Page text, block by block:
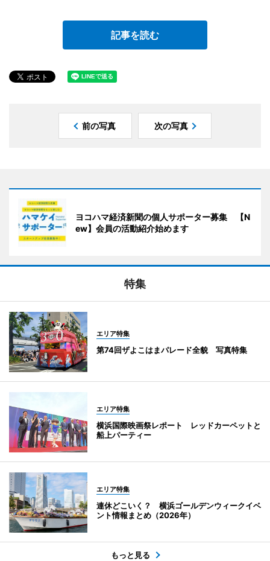
記事を読む
前の写真 次の写真
ヨコハマ経済新聞の個人サポーター募集 【N
ew】会員の活動紹介始めます
特集
エリア特集
第74回ザよこはまパレード全貌 写真特集
エリア特集
横浜国際映画祭レポート レッドカーペットと
船上パーティー
エリア特集
連休どこいく？ 横浜ゴールデンウィークイベ
ント情報まとめ（2026年）
もっと見る